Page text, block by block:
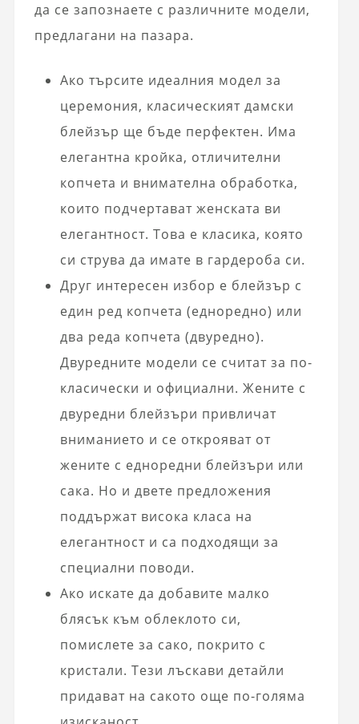
да се запознаете с различните модели,
предлагани на пазара.
Ако търсите идеалния модел за
церемония, класическият дамски
блейзър ще бъде перфектен. Има
елегантна кройка, отличителни
копчета и внимателна обработка,
които подчертават женската ви
елегантност. Това е класика, която
си струва да имате в гардероба си.
Друг интересен избор е блейзър с
един ред копчета (едноредно) или
два реда копчета (двуредно).
Двуредните модели се считат за по-
класически и официални. Жените с
двуредни блейзъри привличат
вниманието и се открояват от
жените с едноредни блейзъри или
сака. Но и двете предложения
поддържат висока класа на
елегантност и са подходящи за
специални поводи.
Ако искате да добавите малко
блясък към облеклото си,
помислете за сако, покрито с
кристали. Тези лъскави детайли
придават на сакото още по-голяма